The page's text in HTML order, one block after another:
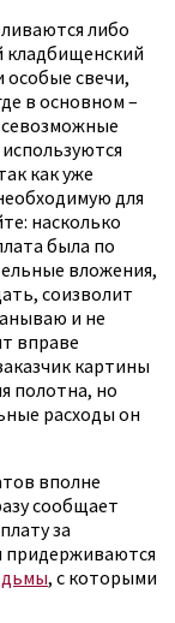
либо
кладбищенский
особые свечи,
в основном –
как уже
для
насколько
была по
вложения,
соизволит
и не
вправе
картины
полотна, но
расходы он
вполне
сообщает
за
придерживаются
, с которыми